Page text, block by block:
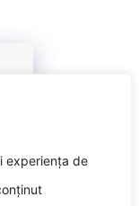
experiența de